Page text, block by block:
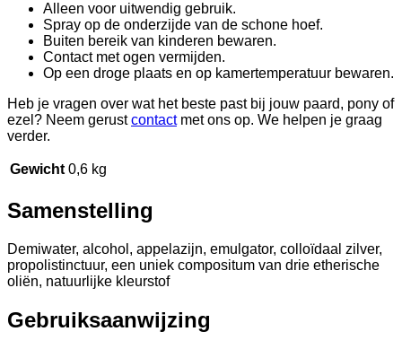
Alleen voor uitwendig gebruik.
Spray op de onderzijde van de schone hoef.
Buiten bereik van kinderen bewaren.
Contact met ogen vermijden.
Op een droge plaats en op kamertemperatuur bewaren.
Heb je vragen over wat het beste past bij jouw paard, pony of
ezel? Neem gerustcontactmet ons op. We helpen je graag
verder.
Gewicht 0,6 kg
Samenstelling
Demiwater, alcohol, appelazijn, emulgator, colloïdaal zilver,
propolistinctuur, een uniek compositum van drie etherische
oliën, natuurlijke kleurstof
Gebruiksaanwijzing